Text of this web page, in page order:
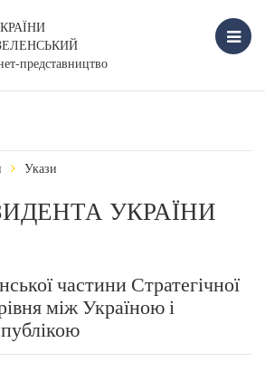
представництво
Укази
УКРАЇНИ
частини Стратегічної
між Україною і